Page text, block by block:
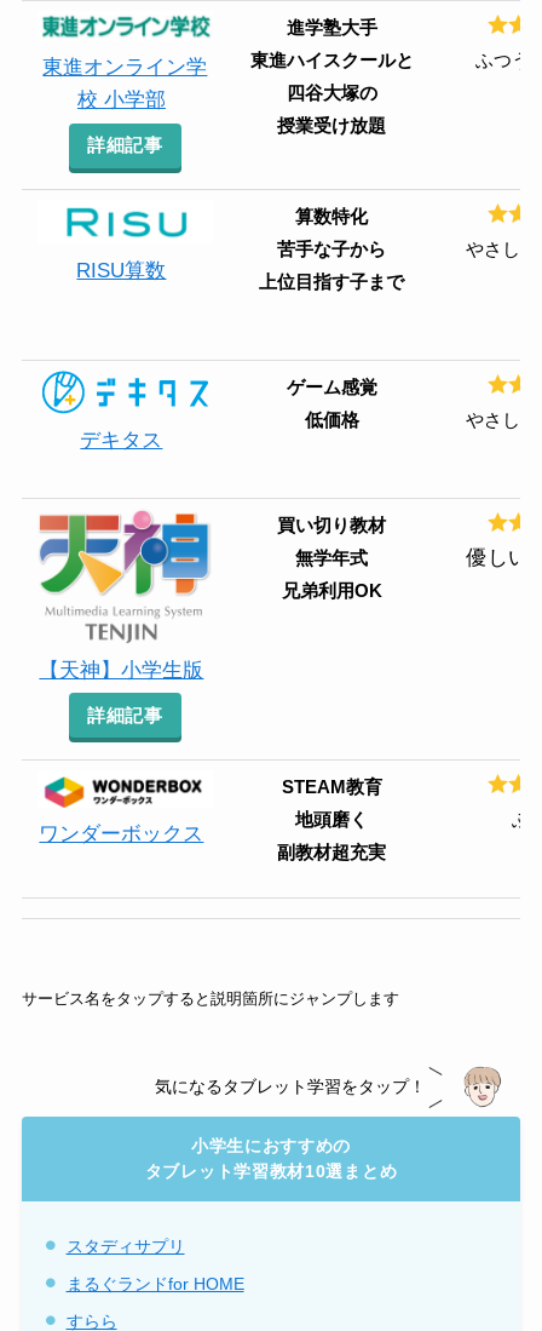
東進オンライン学
校 小学部
詳細記事
進学塾大手
東進ハイスクールと
四谷大塚の
授業受け放題
ふつう
RISU算数
算数特化
苦手な子から
上位目指す子まで
やさし
デキタス
ゲーム感覚
低価格
やさし
【天神】小学生版
詳細記事
買い切り教材
無学年式
兄弟利用OK
優しい
ワンダーボックス
STEAM教育
地頭磨く
副教材超充実
ふ
サービス名をタップすると説明箇所にジャンプします
気になるタブレット学習をタップ！
小学生におすすめの
タブレット学習教材10選まとめ
スタディサプリ
まるぐランドfor HOME
すらら